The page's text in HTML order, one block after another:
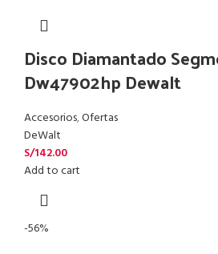
Disco Diamantado
Dw47902hp Dewalt
Accesorios,Ofertas
DeWalt
S/142.00
Add to cart
-56%